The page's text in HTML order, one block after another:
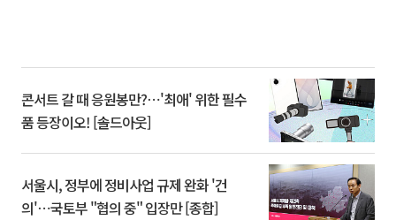
콘서트 갈 때 응원봉만?⋯'최애' 위한 필수
품 등장이오! [솔드아웃]
서울시, 정부에 정비사업 규제 완화 '건
의'⋯국토부 "협의 중" 입장만 [종합]